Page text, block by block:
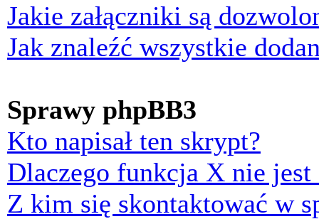
Jakie załączniki są
Jak znaleźć wszystkie
Sprawy phpBB3
Kto napisał ten skrypt?
Dlaczego funkcja X nie jest
Z kim się skontaktować w